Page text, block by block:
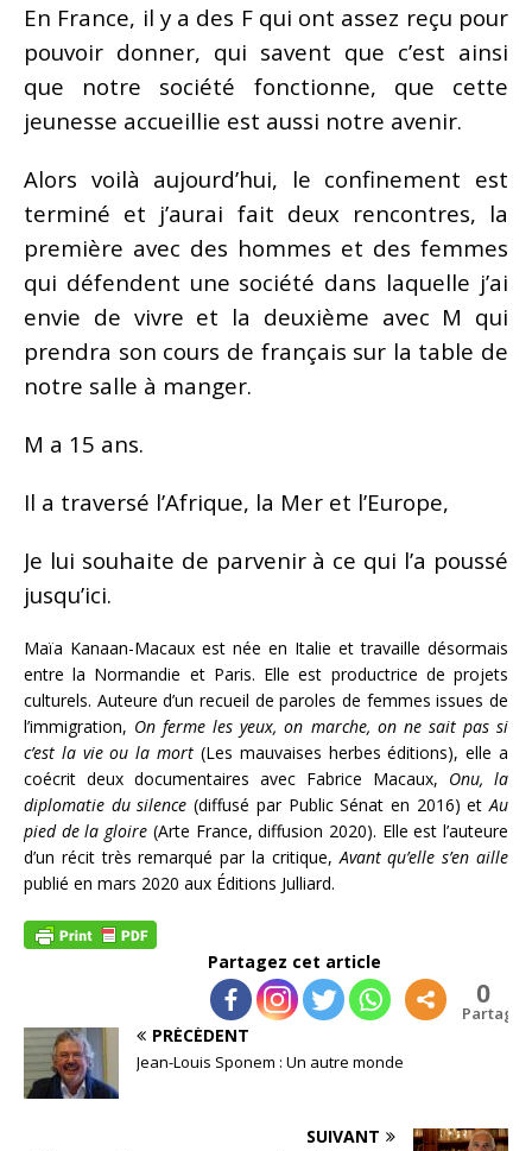
En France, il y a des F qui ont assez reçu pour
pouvoir donner, qui savent que c’est ainsi
que notre société fonctionne, que cette
jeunesse accueillie est aussi notre avenir.
Alors voilà aujourd’hui, le confinement est
terminé et j’aurai fait deux rencontres, la
première avec des hommes et des femmes
qui défendent une société dans laquelle j’ai
envie de vivre et la deuxième avec M qui
prendra son cours de français sur la table de
notre salle à manger.
M a 15 ans.
Il a traversé l’Afrique, la Mer et l’Europe,
Je lui souhaite de parvenir à ce qui l’a poussé
jusqu’ici.
Maïa Kanaan-Macaux est née en Italie et travaille désormais
entre la Normandie et Paris. Elle est productrice de projets
culturels. Auteure d’un recueil de paroles de femmes issues de
l’immigration, On ferme les yeux, on marche, on ne sait pas si
c’est la vie ou la mort (Les mauvaises herbes éditions), elle a
coécrit deux documentaires avec Fabrice Macaux, Onu, la
diplomatie du silence (diffusé par Public Sénat en 2016) etAu
pied de la gloire (Arte France, diffusion 2020). Elle est l’auteure
d’un récit très remarqué par la critique, Avant qu’elle s’en aille
publié en mars 2020 aux Éditions Julliard.
Partagez cet article
0
Partages
PRÉCÉDENT
Jean-Louis Sponem : Un autre monde
SUIVANT